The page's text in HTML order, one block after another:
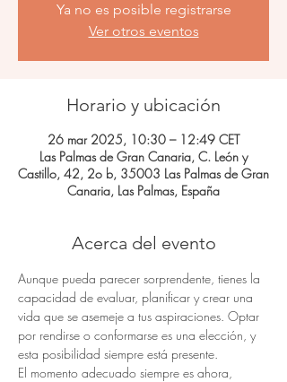
Ya no es posible registrarse
Ver otros eventos
Horario y ubicación
26 mar 2025, 10:30 – 12:49 CET
Las Palmas de Gran Canaria, C. León y
Castillo, 42, 2o b, 35003 Las Palmas de Gran
Canaria, Las Palmas, España
Acerca del evento
Aunque pueda parecer sorprendente, tienes la
capacidad de evaluar, planificar y crear una
vida que se asemeje a tus aspiraciones. Optar
por rendirse o conformarse es una elección, y
esta posibilidad siempre está presente.
El momento adecuado siempre es ahora,